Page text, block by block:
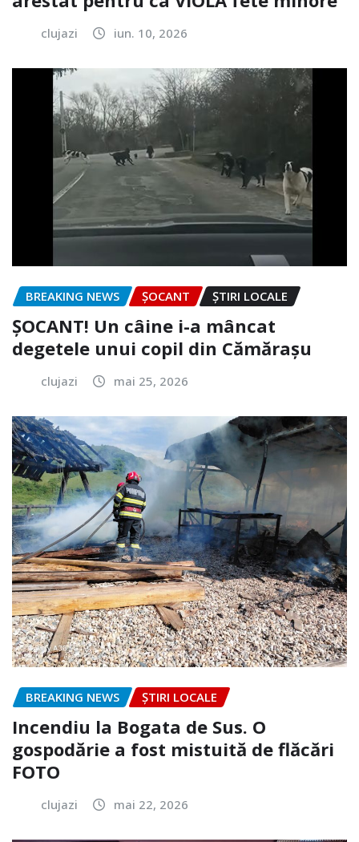
clujazi iun. 10, 2026
BREAKING NEWS ȘOCANT ȘTIRI LOCALE
ȘOCANT! Un câine i-a mâncat
degetele unui copil din Cămărașu
clujazi mai 25, 2026
BREAKING NEWS ȘTIRI LOCALE
Incendiu la Bogata de Sus. O
gospodărie a fost mistuită de flăcări
FOTO
clujazi mai 22, 2026